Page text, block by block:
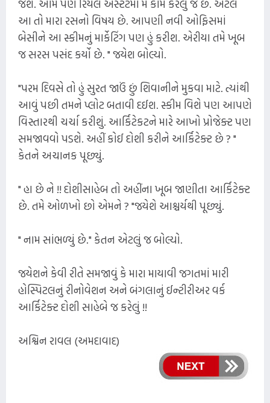
જશે. આમ પણ રિયલ એસ્ટેટમાં મેં કામ કરેલું જ છે. એટલે
આ તો મારા રસનો વિષય છે. આપણી નવી ઓફિસમાં
બેસીને આ સ્કીમનું માર્કેટિંગ પણ હું કરીશ. એરીયા તમે ખૂબ
જ સરસ પસંદ કર્યો છે. " જયેશ બોલ્યો.
"પરમ દિવસે તો હું સુરત જાઉં છું શિવાનીને મુકવા માટે. ત્યાંથી
આવું પછી તમને પ્લોટ બતાવી દઈશ. સ્કીમ વિશે પણ આપણે
વિસ્તારથી ચર્ચા કરીશું. આર્કિટેકટને મારે આખો પ્રોજેક્ટ પણ
સમજાવવો પડશે. અહીં કોઈ દોશી કરીને આર્કિટેક્ટ છે ? "
કેતને અચાનક પૂછ્યું.
" હા છે ને !! દોશીસાહેબ તો અહીંના ખૂબ જાણીતા આર્કિટેક્ટ
છે. તમે ઓળખો છો એમને ? "જયેશે આશ્ચર્યથી પૂછ્યું.
" નામ સાંભળ્યું છે." કેતન એટલું જ બોલ્યો.
જયેશને કેવી રીતે સમજાવું કે મારા માયાવી જગતમાં મારી
હોસ્પિટલનું રીનોવેશન અને બંગલાનું ઈન્ટીરીઅર વર્ક
આર્કિટેક્ટ દોશી સાહેબે જ કરેલું !!
અશ્વિન રાવલ (અમદાવાદ)